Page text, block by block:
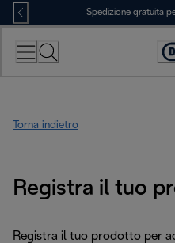
Skip
to
Content
Spedizione gratuita
Torna indietro
Registra il tuo
Registra il tuo prodotto per